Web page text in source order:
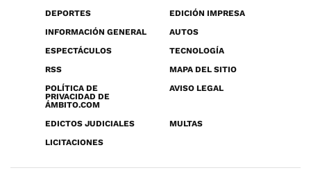
DEPORTES
EDICIÓN IMPRESA
INFORMACIÓN GENERAL
AUTOS
ESPECTÁCULOS
TECNOLOGÍA
RSS
MAPA DEL SITIO
POLÍTICA DE
PRIVACIDAD DE
ÁMBITO.COM
AVISO LEGAL
EDICTOS JUDICIALES
MULTAS
LICITACIONES